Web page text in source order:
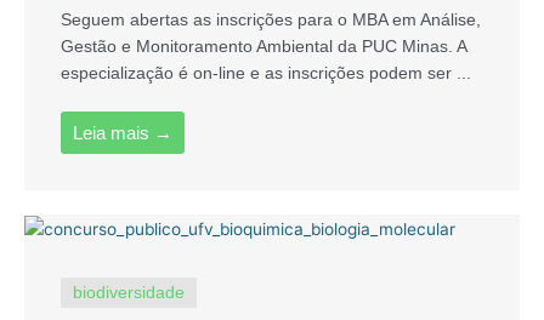
Seguem abertas as inscrições para o MBA em Análise,
Gestão e Monitoramento Ambiental da PUC Minas. A
especialização é on-line e as inscrições podem ser ...
Leia mais →
biodiversidade